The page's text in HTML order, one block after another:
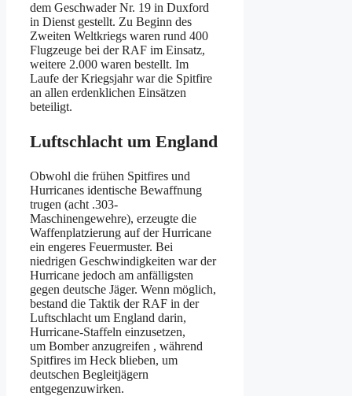
dem Geschwader Nr. 19 in Duxford
in Dienst gestellt. Zu Beginn des
Zweiten Weltkriegs waren rund 400
Flugzeuge bei der RAF im Einsatz,
weitere 2.000 waren bestellt. Im
Laufe der Kriegsjahr war die Spitfire
an allen erdenklichen Einsätzen
beteiligt.
Luftschlacht um England
Obwohl die frühen Spitfires und
Hurricanes identische Bewaffnung
trugen (acht .303-
Maschinengewehre), erzeugte die
Waffenplatzierung auf der Hurricane
ein engeres Feuermuster. Bei
niedrigen Geschwindigkeiten war der
Hurricane jedoch am anfälligsten
gegen deutsche Jäger. Wenn möglich,
bestand die Taktik der RAF in der
Luftschlacht um England darin,
Hurricane-Staffeln einzusetzen,
um Bomber anzugreifen , während
Spitfires im Heck blieben, um
deutschen Begleitjägern
entgegenzuwirken.